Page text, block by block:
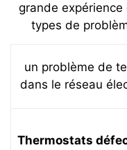
grande
types de
un problème de
dans le réseau
Thermostats